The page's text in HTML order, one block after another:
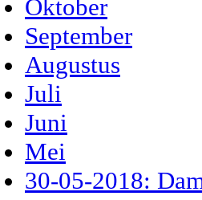
Oktober
September
Augustus
Juli
Juni
Mei
30-05-2018: